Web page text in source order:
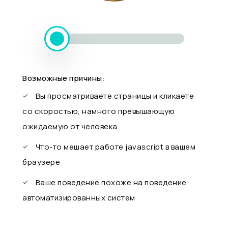
Возможные причины:
Вы просматриваете страницы и кликаете
со скоростью, намного превышающую
ожидаемую от человека
Что-то мешает работе javascript в вашем
браузере
Ваше поведение похоже на поведение
автоматизированных систем